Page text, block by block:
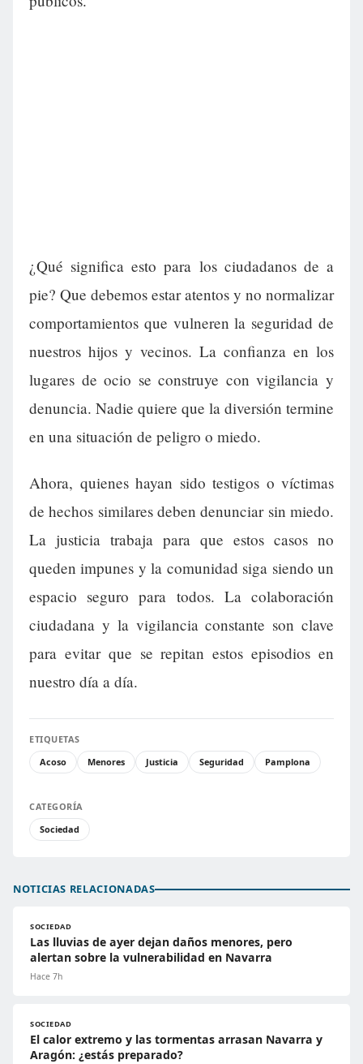
¿Qué significa esto para los ciudadanos de a
pie? Que debemos estar atentos y no normalizar
comportamientos que vulneren la seguridad de
nuestros hijos y vecinos. La confianza en los
lugares de ocio se construye con vigilancia y
denuncia. Nadie quiere que la diversión termine
en una situación de peligro o miedo.
Ahora, quienes hayan sido testigos o víctimas
de hechos similares deben denunciar sin miedo.
La justicia trabaja para que estos casos no
queden impunes y la comunidad siga siendo un
espacio seguro para todos. La colaboración
ciudadana y la vigilancia constante son clave
para evitar que se repitan estos episodios en
nuestro día a día.
ETIQUETAS
Acoso
Menores Justicia Seguridad Pamplona
CATEGORÍA
Sociedad
NOTICIAS RELACIONADAS
SOCIEDAD
Las lluvias de ayer dejan daños menores, pero
alertan sobre la vulnerabilidad en Navarra
Hace 7h
SOCIEDAD
El calor extremo y las tormentas arrasan Navarra y
Aragón: ¿estás preparado?